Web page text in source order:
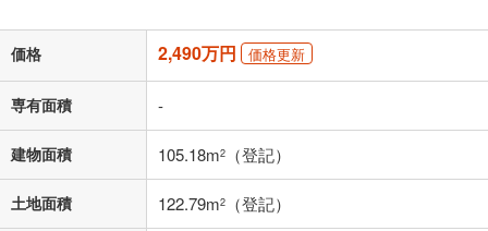
「金利」については、ご利用を予定されている金融機関等にご確認の
上、ご自身での入力をお願いいたします。初期設定で自動入力されてい
る値は、実際の金融機関等における貸出金利とは何ら関係がなく、実際
の金融機関等における貸出金利を何ら保証するものではありません。返
適用した場合の計算結果を表示しています。
その他月額費用や、初期費用がかかります。ご注意ください。実際にお
借り入れの際は各金融機関等に、必ずご自身でご確認をお願いいたしま
す。
条件によってお借り入れができないことがあります。
価格 2,490万円 価格更新
専有面積 -
建物面積 105.18m2 （登記）
土地面積 122.79m2 （登記）